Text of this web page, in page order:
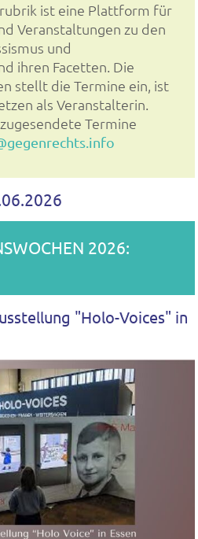
ist eine Plattform für
Veranstaltungen zu den
und
ihren Facetten. Die
stellt die Termine ein, ist
als Veranstalterin.
Termine
2026:
"Holo-Voices" in